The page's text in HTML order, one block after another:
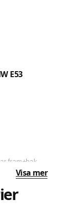
E53
fram+bak
Visa mer